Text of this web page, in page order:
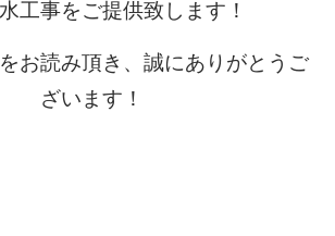
工事をご提供致します！
お読み頂き、誠にありがとうご
ざいます！